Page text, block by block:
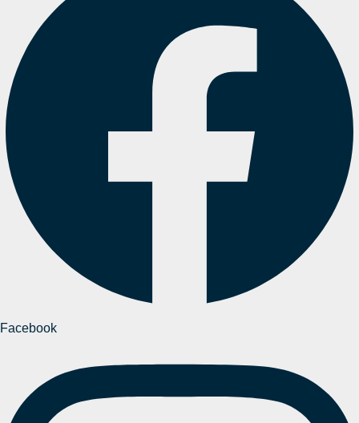
Facebook